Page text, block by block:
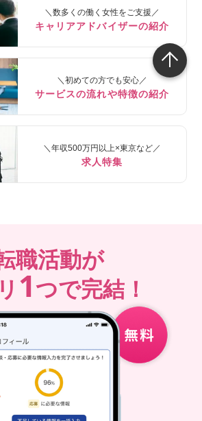
＼数多くの働く女性をご支援／
キャリアアドバイザーの紹介
＼初めての方でも安心／
サービスの流れや特徴の紹介
＼年収500万円以上×東京など／
求人特集
職活動が
1つで完結！